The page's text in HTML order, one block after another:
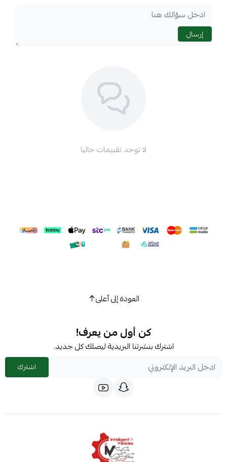
إرسال
لا توجد تقييمات حاليا
العودة إلى أعلى
كن أول من يعرف!
اشترك بنشرتنا البريدية ليصلك كل جديد.
اشترك